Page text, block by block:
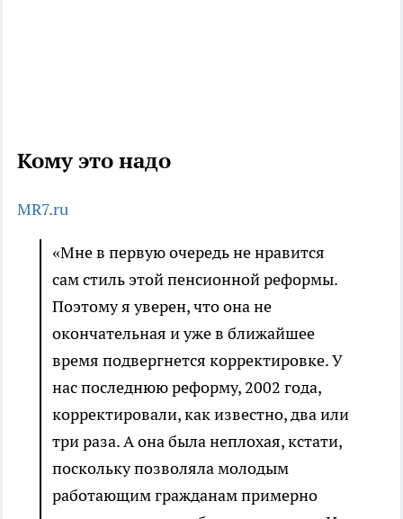
Кому это надо
MR7.ru
«Мне в первую очередь не нравится
сам стиль этой пенсионной реформы.
Поэтому я уверен, что она не
окончательная и уже в ближайшее
время подвергнется корректировке. У
нас последнюю реформу, 2002 года,
корректировали, как известно, два или
три раза. А она была неплохая, кстати,
поскольку позволяла молодым
работающим гражданам примерно